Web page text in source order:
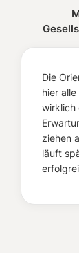
Die
hier
wirklich
ziehen
läuft